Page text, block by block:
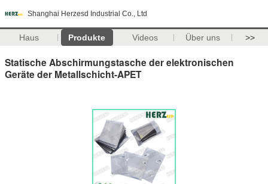
Shanghai Herzesd Industrial Co., Ltd
Haus Produkte Videos Über uns >>
Statische Abschirmungstasche der elektronischen
Geräte der Metallschicht-APET